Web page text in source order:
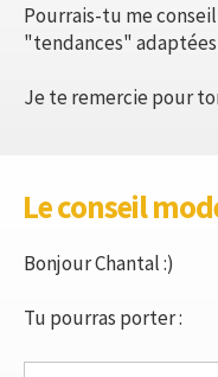
Pourrais-tu me
"tendances" adaptées
Je te remercie pour
Le conseil
Bonjour Chantal :)
Tu pourras porter :